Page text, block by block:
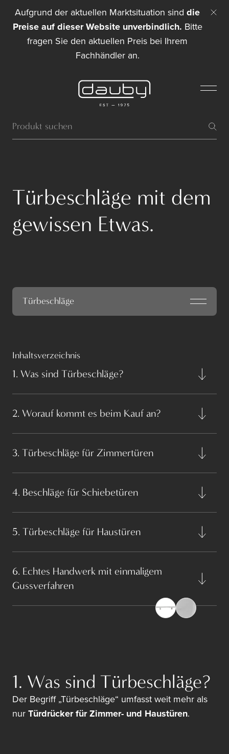
Aufgrund der aktuellen Marktsituation sind die
Preise auf dieser Website unverbindlich. Bitte
fragen Sie den aktuellen Preis bei Ihrem
Fachhändler an.
Türbeschläge mit dem
gewissen Etwas.
Türbeschläge
Inhaltsverzeichnis
1. Was sind Türbeschläge?
2. Worauf kommt es beim Kauf an?
3. Türbeschläge für Zimmertüren
4. Beschläge für Schiebetüren
5. Türbeschläge für Haustüren
6. Echtes Handwerk mit einmaligem
Gussverfahren
1. Was sind Türbeschläge?
Der Begriff „Türbeschläge“ umfasst weit mehr als
nurTürdrücker für Zimmer- und Haustüren.